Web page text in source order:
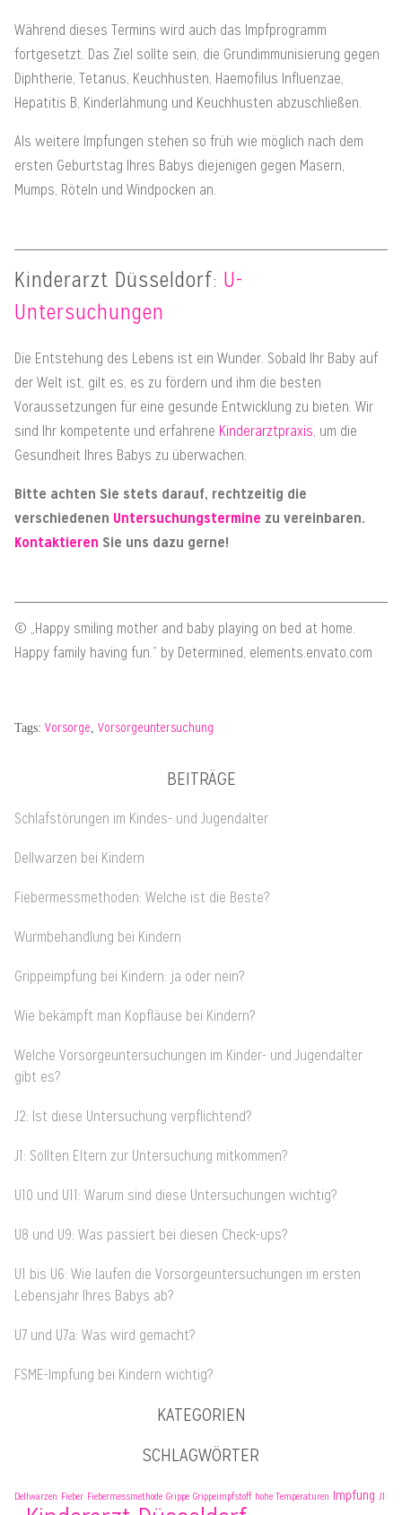
Während dieses Termins wird auch das Impfprogramm
fortgesetzt. Das Ziel sollte sein, die Grundimmunisierung gegen
Diphtherie, Tetanus, Keuchhusten, Haemofilus Influenzae,
Hepatitis B, Kinderlähmung und Keuchhusten abzuschließen.
Als weitere Impfungen stehen so früh wie möglich nach dem
ersten Geburtstag Ihres Babys diejenigen gegen Masern,
Mumps, Röteln und Windpocken an.
Kinderarzt Düsseldorf: U-
Untersuchungen
Die Entstehung des Lebens ist ein Wunder. Sobald Ihr Baby auf
der Welt ist, gilt es, es zu fördern und ihm die besten
Voraussetzungen für eine gesunde Entwicklung zu bieten. Wir
sind Ihr kompetente und erfahrene Kinderarztpraxis, um die
Gesundheit Ihres Babys zu überwachen.
Bitte achten Sie stets darauf, rechtzeitig die
verschiedenen Untersuchungstermine zu vereinbaren.
Kontaktieren Sie uns dazu gerne!
© „Happy smiling mother and baby playing on bed at home.
Happy family having fun.“ by Determined, elements.envato.com
Tags: Vorsorge, Vorsorgeuntersuchung
BEITRÄGE
Schlafstörungen im Kindes- und Jugendalter
Dellwarzen bei Kindern
Fiebermessmethoden: Welche ist die Beste?
Wurmbehandlung bei Kindern
Grippeimpfung bei Kindern: ja oder nein?
Wie bekämpft man Kopfläuse bei Kindern?
Welche Vorsorgeuntersuchungen im Kinder- und Jugendalter
gibt es?
J2: Ist diese Untersuchung verpflichtend?
J1: Sollten Eltern zur Untersuchung mitkommen?
U10 und U11: Warum sind diese Untersuchungen wichtig?
U8 und U9: Was passiert bei diesen Check-ups?
U1 bis U6: Wie laufen die Vorsorgeuntersuchungen im ersten
Lebensjahr Ihres Babys ab?
U7 und U7a: Was wird gemacht?
FSME-Impfung bei Kindern wichtig?
KATEGORIEN
SCHLAGWÖRTER
Dellwarzen Fieber Fiebermessmethode Grippe Grippeimpfstoff hohe Temperaturen Impfung J1